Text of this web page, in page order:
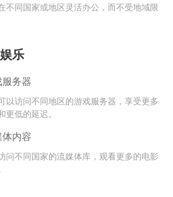
不同国家或地区灵活办公，而不受地域限
乐
务器
以访问不同地区的游戏服务器，享受更多
更低的延迟。
内容
问不同国家的流媒体库，观看更多的电影